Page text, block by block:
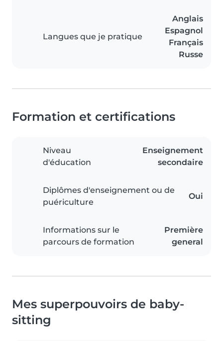
Langues que je pratique
Anglais
Espagnol
Français
Russe
Formation et certifications
Niveau
d'éducation
Enseignement
secondaire
Diplômes d'enseignement ou de
puériculture
Oui
Informations sur le
parcours de formation
Première
general
Mes superpouvoirs de baby-
sitting